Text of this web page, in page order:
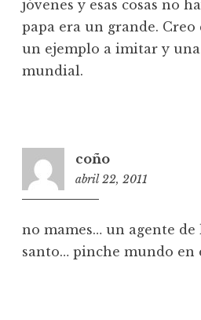
a
s
jóvenes y esas cosas no
papa era un grande. Creo
un ejemplo a imitar y
mundial.
coño
abril 22, 2011
2
6
no mames… un agente de
santo… pinche mundo en